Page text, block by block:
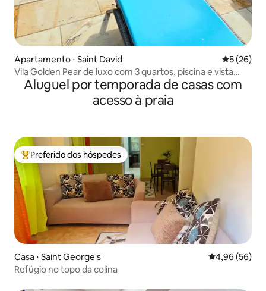
Apartamento ⋅ Saint David 5 de uma
5 (26)
Vila Golden Pear de luxo com 3 quartos, piscina e vista
para o mar
Aluguel por temporada de casas com
acesso à praia
Entre os melhores preferidos dos hóspedes
Preferido dos hóspedes
Casa ⋅ Saint George's 4,96 de uma
4,96 (56)
Refúgio no topo da colina